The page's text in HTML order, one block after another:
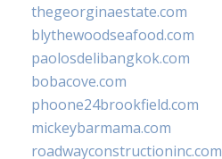
thegeorginaestate.com
blythewoodseafood.com
paolosdelibangkok.com
bobacove.com
phoone24brookfield.com
mickeybarmama.com
roadwayconstructioninc.com